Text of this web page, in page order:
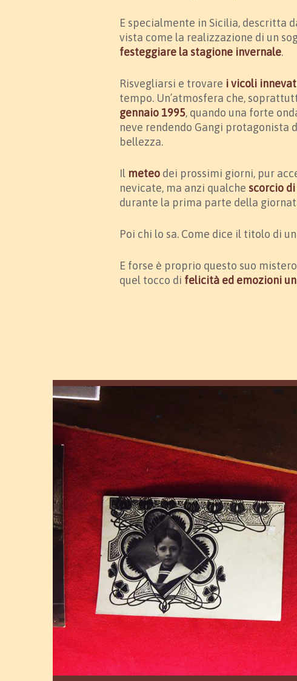
E specialmente in Sicilia, descritta
vista come la realizzazione di un
festeggiare la stagione invernale.
Risvegliarsi e trovare i vicoli
tempo. Un’atmosfera che,
gennaio 1995, quando una forte
neve rendendo Gangi
bellezza.
Il meteo dei prossimi giorni, pur
nevicate, ma anzi qualche scorcio
durante la prima parte della
Poi chi lo sa. Come dice il titolo di
E forse è proprio questo suo
quel tocco di felicità ed emozioni